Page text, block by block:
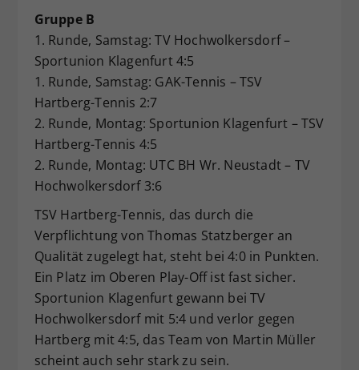
Gruppe B
1. Runde, Samstag: TV Hochwolkersdorf –
Sportunion Klagenfurt 4:5
1. Runde, Samstag: GAK-Tennis – TSV
Hartberg-Tennis 2:7
2. Runde, Montag: Sportunion Klagenfurt – TSV
Hartberg-Tennis 4:5
2. Runde, Montag: UTC BH Wr. Neustadt – TV
Hochwolkersdorf 3:6
TSV Hartberg-Tennis, das durch die
Verpflichtung von Thomas Statzberger an
Qualität zugelegt hat, steht bei 4:0 in Punkten.
Ein Platz im Oberen Play-Off ist fast sicher.
Sportunion Klagenfurt gewann bei TV
Hochwolkersdorf mit 5:4 und verlor gegen
Hartberg mit 4:5, das Team von Martin Müller
scheint auch sehr stark zu sein.